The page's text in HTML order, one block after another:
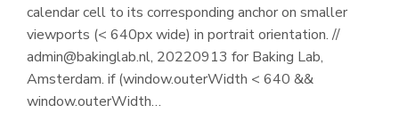
calendar cell to its corresponding anchor on smaller
viewports (< 640px wide) in portrait orientation. //
admin@bakinglab.nl, 20220913 for Baking Lab,
Amsterdam. if (window.outerWidth < 640 &&
window.outerWidth…